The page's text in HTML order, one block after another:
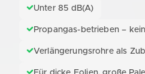
Unter 85 dB(A)
Propangas-betrieben –
Verlängerungsrohre als